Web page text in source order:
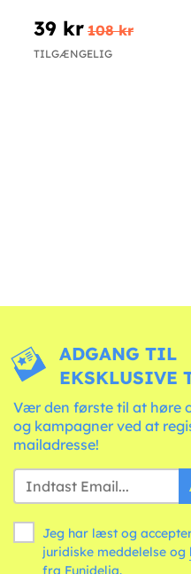
39 kr 108 kr
TILGÆNGELIG
ADGANG TIL
EKSKLUSIVE
Vær den første til at høre
og kampagner ved at
mailadresse!
Jeg har læst og
juridiske meddelelse og
fra Funidelia.